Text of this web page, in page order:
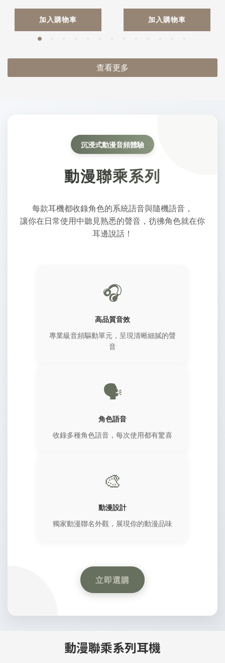
加入購物車 加入購物車
查看更多
沉浸式動漫音頻體驗
動漫聯乘系列
每款耳機都收錄角色的系統語音與隨機語音，
讓你在日常使用中聽見熟悉的聲音，彷彿角色就在你
耳邊說話！
🎧
高品質音效
專業級音頻驅動單元，呈現清晰細膩的聲
音
🗣️
角色語音
收錄多種角色語音，每次使用都有驚喜
🎨
動漫設計
獨家動漫聯名外觀，展現你的動漫品味
立即選購
動漫聯乘系列耳機